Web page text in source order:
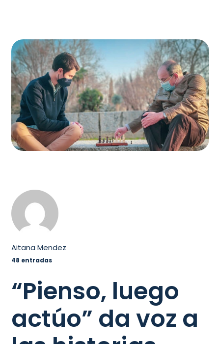
Aitana Mendez
48 entradas
“Pienso, luego
actúo” da voz a